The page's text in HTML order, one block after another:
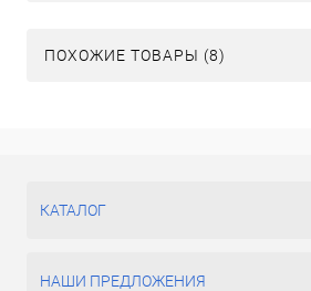
ПОХОЖИЕ ТОВАРЫ (8)
КАТАЛОГ
НАШИ ПРЕДЛОЖЕНИЯ